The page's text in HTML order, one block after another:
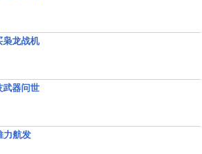
枭龙战机
武器问世
力航发